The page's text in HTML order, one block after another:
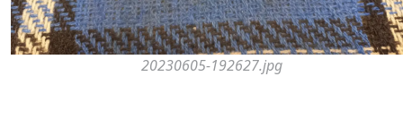
20230605-192627.jpg